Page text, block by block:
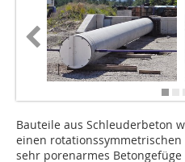
Bauteile aus Schleuderbeton
einen
sehr porenarmes